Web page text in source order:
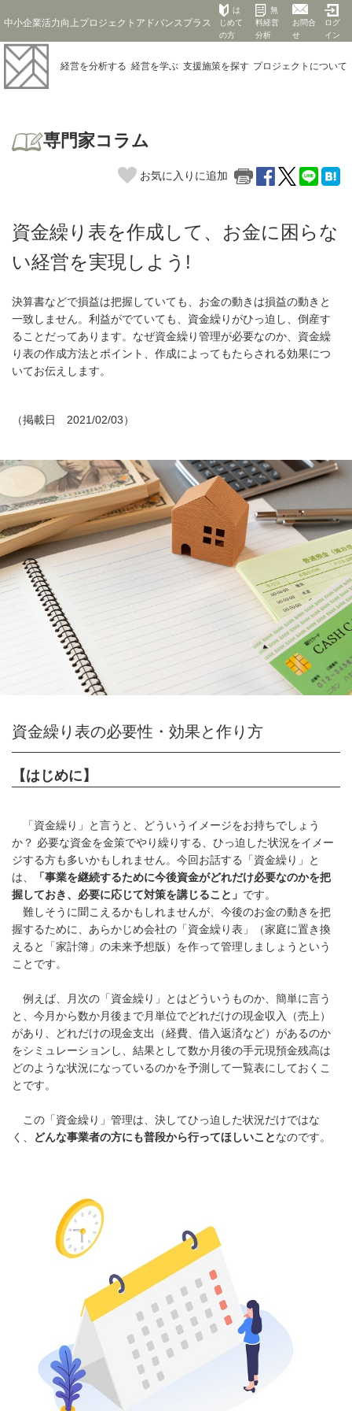
中小企業活力向上プロジェクトアドバンスプラス
は
じめて
の方
無
料経営
分析
お問合
せ
ログ
イン
経営を分析する 経営を学ぶ 支援施策を探す プロジェクト について
専門家コラム
お気に入りに追加
資金繰り表を作成して、お金に困らな
い経営を実現しよう!
決算書などで損益は把握していても、お金の動きは損益の動きと
一致しません。利益がでていても、資金繰りがひっ迫し、倒産す
ることだってあります。なぜ資金繰り管理が必要なのか、資金繰
り表の作成方法とポイント、作成によってもたらされる効果につ
いてお伝えします。
（掲載日 2021/02/03）
資金繰り表の必要性・効果と作り方
【はじめに】
「資金繰り」と言うと、どういうイメージをお持ちでしょう
か？ 必要な資金を金策でやり繰りする、ひっ迫した状況をイメー
ジする方も多いかもしれません。今回お話する「資金繰り」と
は、
「事業を継続するために今後資金がどれだけ必要なのかを把
握しておき、必要に応じて対策を講じること」 です。
難しそうに聞こえるかもしれませんが、今後のお金の動きを把
握するために、あらかじめ会社の「資金繰り表」（家庭に置き換
えると「家計簿」の未来予想版）を作って管理しましょうという
ことです。
例えば、月次の「資金繰り」とはどういうものか、簡単に言う
と、今月から数か月後まで月単位でどれだけの現金収入（売上）
があり、どれだけの現金支出（経費、借入返済など）があるのか
をシミュレーションし、結果として数か月後の手元現預金残高は
どのような状況になっているのかを予測して一覧表にしておくこ
とです。
この「資金繰り」管理は、決してひっ迫した状況だけではな
く、
どんな事業者の方にも普段から行ってほしいことなのです。